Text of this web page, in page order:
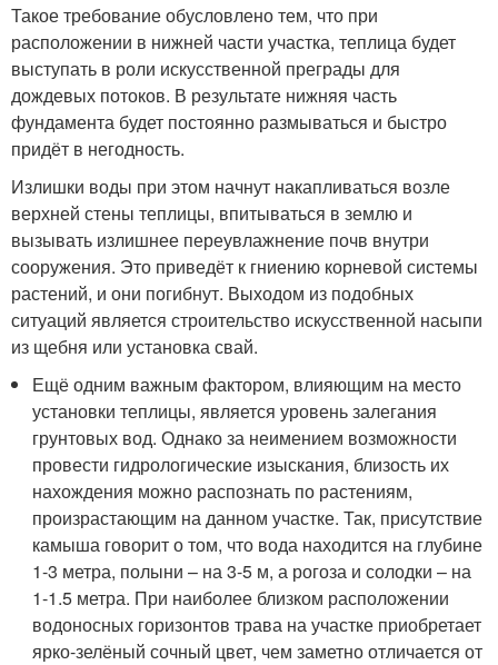
Такое требование обусловлено тем, что при
расположении в нижней части участка, теплица будет
выступать в роли искусственной преграды для
дождевых потоков. В результате нижняя часть
фундамента будет постоянно размываться и быстро
придёт в негодность.
Излишки воды при этом начнут накапливаться возле
верхней стены теплицы, впитываться в землю и
вызывать излишнее переувлажнение почв внутри
сооружения. Это приведёт к гниению корневой системы
растений, и они погибнут. Выходом из подобных
ситуаций является строительство искусственной насыпи
из щебня или установка свай.
Ещё одним важным фактором, влияющим на место
установки теплицы, является уровень залегания
грунтовых вод. Однако за неимением возможности
провести гидрологические изыскания, близость их
нахождения можно распознать по растениям,
произрастающим на данном участке. Так, присутствие
камыша говорит о том, что вода находится на глубине
1-3 метра, полыни – на 3-5 м, а рогоза и солодки – на
1-1.5 метра. При наиболее близком расположении
водоносных горизонтов трава на участке приобретает
ярко-зелёный сочный цвет, чем заметно отличается от